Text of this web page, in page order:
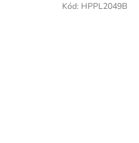
Kód: HPPL2049B